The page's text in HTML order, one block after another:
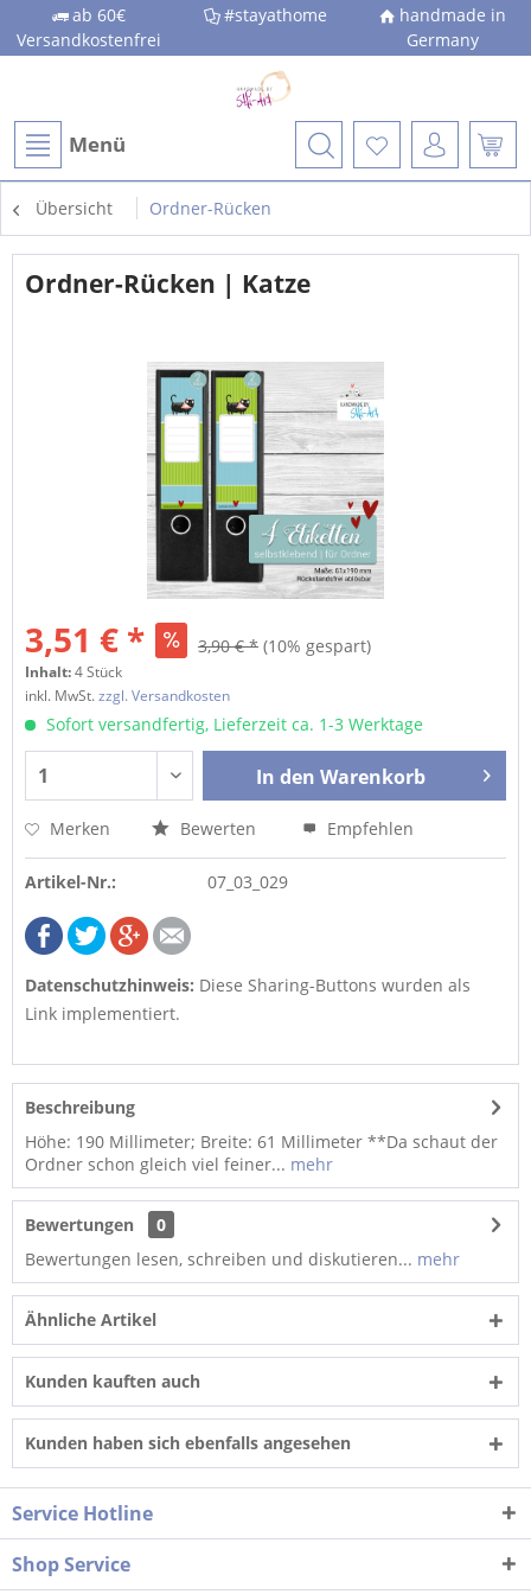
ab 60€
Versandkostenfrei
#stayathome
handmade in
Germany
Menü
Übersicht Ordner-Rücken
Ordner-Rücken | Katze
3,51 € * 3,90 € * (10% gespart)
Inhalt:4 Stück
inkl. MwSt.zzgl. Versandkosten
Sofort versandfertig, Lieferzeit ca. 1-3 Werktage
In den Warenkorb
Merken Bewerten Empfehlen
Artikel-Nr.: 07_03_029
Datenschutzhinweis: Diese Sharing-Buttons wurden als
Link implementiert.
Beschreibung
Höhe: 190 Millimeter; Breite: 61 Millimeter **Da schaut der
Ordner schon gleich viel feiner... mehr
Bewertungen
0
Bewertungen lesen, schreiben und diskutieren... mehr
Ähnliche Artikel
Kunden kauften auch
Kunden haben sich ebenfalls angesehen
Service Hotline
Shop Service